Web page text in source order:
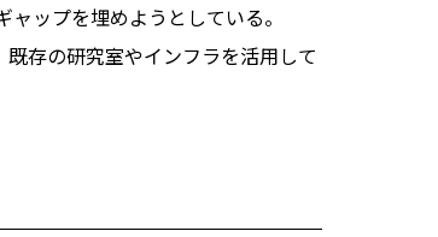
ップを埋めようとしている。
既存の研究室やインフラを活用して